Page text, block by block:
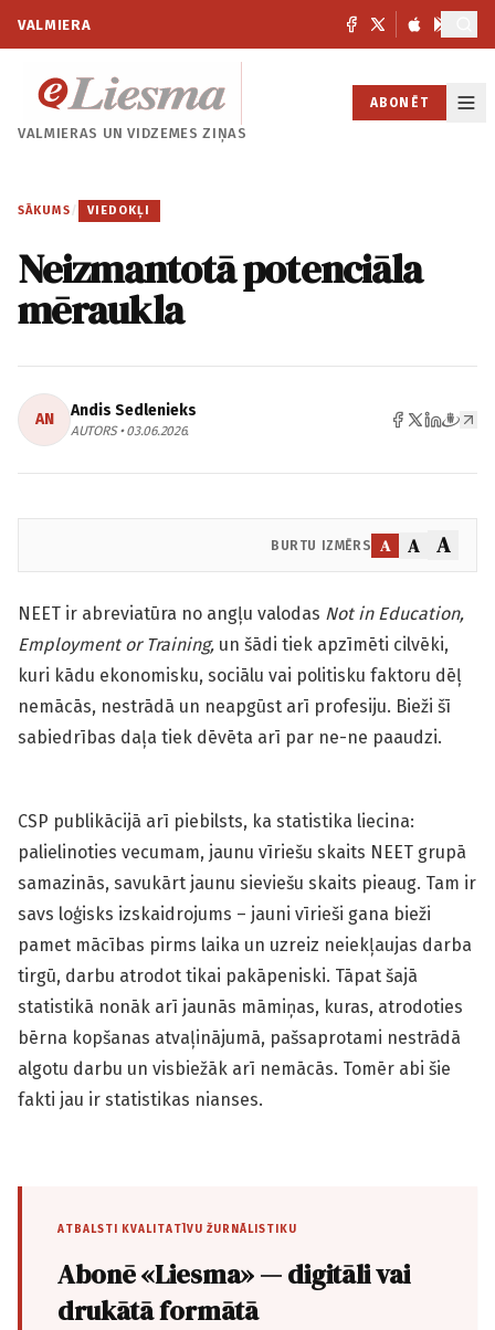
VALMIERA
VALMIERAS UNVIDZEMES ZIŅAS
ABONĒT
SĀKUMS / VIEDOKĻI
Neizmantotā potenciāla
mēraukla
AN Andis Sedlenieks
AUTORS • 03.06.2026.
BURTU IZMĒRS A A A
NEET ir abreviatūra no angļu valodas Not in Education,
Employment or Training, un šādi tiek apzīmēti cilvēki,
kuri kādu ekonomisku, sociālu vai politisku faktoru dēļ
nemācās, nestrādā un neapgūst arī profesiju. Bieži šī
sabiedrības daļa tiek dēvēta arī par ne-ne paaudzi.
CSP publikācijā arī piebilsts, ka statistika liecina:
palielinoties vecumam, jaunu vīriešu skaits NEET grupā
samazinās, savukārt jaunu sieviešu skaits pieaug. Tam ir
savs loģisks izskaidrojums – jauni vīrieši gana bieži
pamet mācības pirms laika un uzreiz neiekļaujas darba
tirgū, darbu atrodot tikai pakāpeniski. Tāpat šajā
statistikā nonāk arī jaunās māmiņas, kuras, atrodoties
bērna kopšanas atvaļinājumā, pašsaprotami nestrādā
algotu darbu un visbiežāk arī nemācās. Tomēr abi šie
fakti jau ir statistikas nianses.
ATBALSTI KVALITATĪVU ŽURNĀLISTIKU
Abonē «Liesma» — digitāli vai
drukātā formātā